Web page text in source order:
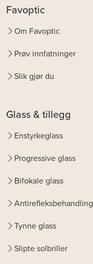
Favoptic
Om Favoptic
Prøv innfatninger
Slik gjør du
Glass & tillegg
Enstyrkeglass
Progressive glass
Bifokale glass
Antirefleksbehandling
Tynne glass
Slipte solbriller